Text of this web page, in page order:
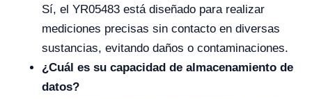
Sí, el YR05483 está diseñado para realizar
mediciones precisas sin contacto en diversas
sustancias, evitando daños o contaminaciones.
¿Cuál es su capacidad de almacenamiento de
datos?